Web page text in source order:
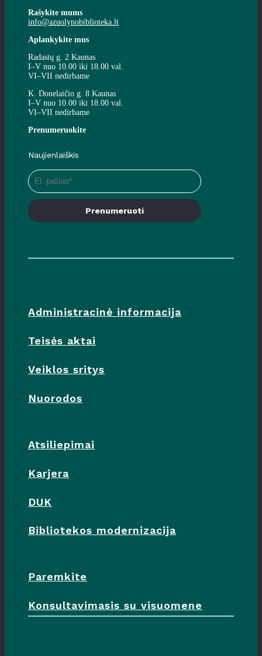
Rašykite mums
info@azuolynobiblioteka.lt
Aplankykite mus
Radastų g. 2 Kaunas
I–V nuo 10.00 iki 18.00 val.
VI–VII nedirbame
K. Donelaičio g. 8 Kaunas
I–V nuo 10.00 iki 18.00 val.
VI–VII nedirbame
Prenumeruokite
Naujienlaiškis
Prenumeruoti
Administracinė informacija
Teisės aktai
Veiklos sritys
Nuorodos
Atsiliepimai
Karjera
DUK
Bibliotekos modernizacija
Paremkite
Konsultavimasis su visuomene